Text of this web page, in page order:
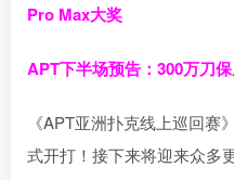
Pro Max大奖
APT下半场预告： 300万刀
《APT亚洲扑克线上巡回赛
式开打！接下来将迎来众多